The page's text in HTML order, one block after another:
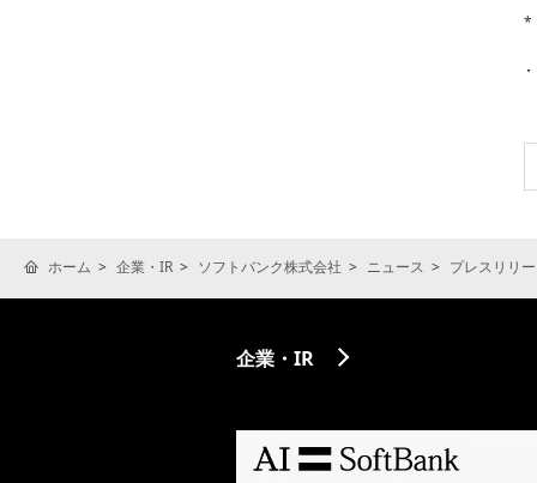
*
ホーム 企業・IR ソフトバンク株式会社 ニュース プレスリリ
企業・IR